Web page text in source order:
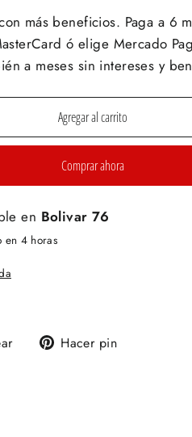
más beneficios. Paga a 6
ó elige Mercado
a meses sin intereses y
Agregar al carrito
Comprar ahora
en Bolivar 76
en 4 horas
TuitearHacer pin